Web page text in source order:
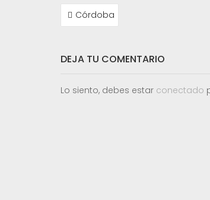
NAVEGACIÓN
DECórdoba
DEJA TU COMENTARIO
Lo siento, debes estar conectado